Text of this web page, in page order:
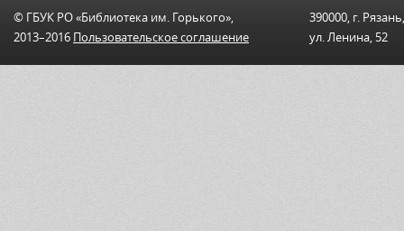
© ГБУК РО «Библиотека им. Горького»,
2013–2016 Пользовательскоe соглашениe
390000, г. Рязань,
ул. Ленина, 52